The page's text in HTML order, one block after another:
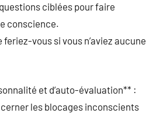
ciblées pour faire
conscience.
feriez-vous si vous n’aviez aucune
et d’auto-évaluation** :
les blocages inconscients